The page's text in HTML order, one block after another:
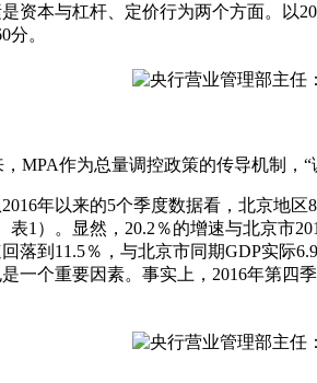
本与杠杆、定价行为两个方面。以
。
作为总量调控政策的传导机制，“
年以来的5个季度数据看，北京地区
1）。显然，20.2％的增速与北京市
落到11.5％，与北京市同期GDP实
一个重要因素。事实上，2016年第